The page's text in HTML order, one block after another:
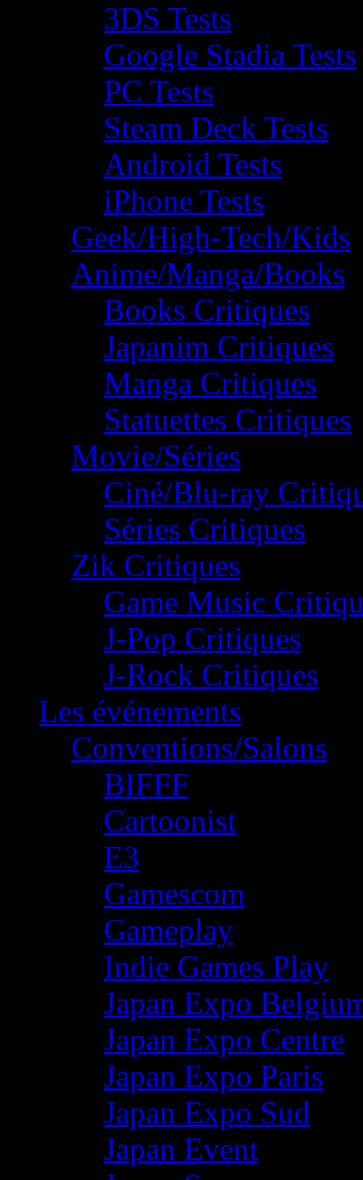
3DS Tests
Google Stadia Tests
PC Tests
Steam Deck Tests
Android Tests
iPhone Tests
Geek/High-Tech/Kids
Anime/Manga/Books
Books Critiques
Japanim Critiques
Manga Critiques
Statuettes Critiques
Movie/Séries
Ciné/Blu-ray
Séries Critiques
Zik Critiques
Game Music
J-Pop Critiques
J-Rock Critiques
Les événements
Conventions/Salons
BIFFF
Cartoonist
E3
Gamescom
Gameplay
Indie Games Play
Japan Expo
Japan Expo Centre
Japan Expo Paris
Japan Expo Sud
Japan Event